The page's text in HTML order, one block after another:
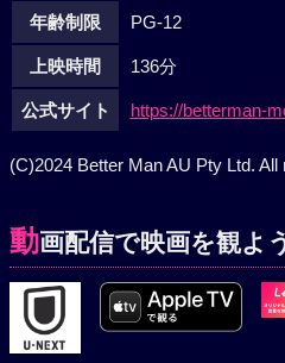
年齢制限 PG-12
上映時間 136分
公式サイト https://betterman-
(C)2024 Better Man AU Pty Ltd. All
動画配信で映画を観よ